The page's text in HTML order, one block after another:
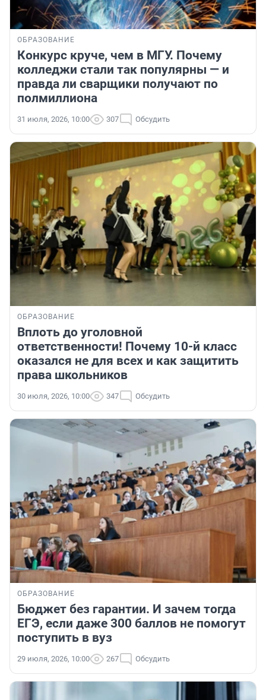
ОБРАЗОВАНИЕ
Конкурс круче, чем в МГУ. Почему
колледжи стали так популярны — и
правда ли сварщики получают по
полмиллиона
31 июля, 2026, 10:00 307 Обсудить
ОБРАЗОВАНИЕ
Вплоть до уголовной
ответственности! Почему 10-й класс
оказался не для всех и как защитить
права школьников
30 июля, 2026, 10:00 347 Обсудить
ОБРАЗОВАНИЕ
Бюджет без гарантии. И зачем тогда
ЕГЭ, если даже 300 баллов не помогут
поступить в вуз
29 июля, 2026, 10:00 267 Обсудить